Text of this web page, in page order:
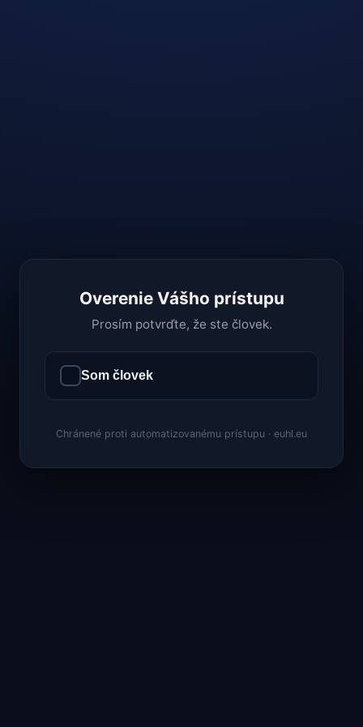
Overenie Vášho prístupu
Prosím potvrďte, že ste človek.
Som človek
Chránené proti automatizovanému prístupu · euhl.eu